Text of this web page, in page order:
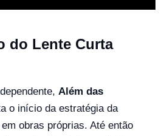
do Lente Curta
Além das
o início da estratégia da
obras próprias. Até então